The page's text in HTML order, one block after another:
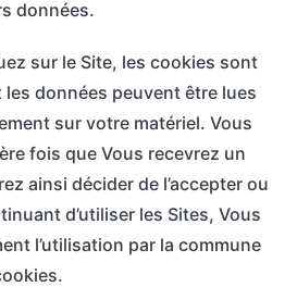
données.
sur le Site, les cookies sont
données peuvent être lues
sur votre matériel. Vous
fois que Vous recevrez un
ainsi décider de l’accepter ou
d’utiliser les Sites, Vous
l’utilisation par la commune